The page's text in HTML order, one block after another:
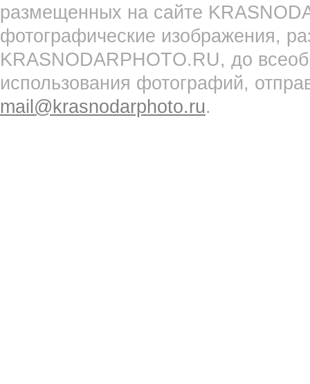
размещенных на сайте
фотографические изображения,
KRASNODARPHOTO.RU, до
использования фотографий,
mail@krasnodarphoto.ru.